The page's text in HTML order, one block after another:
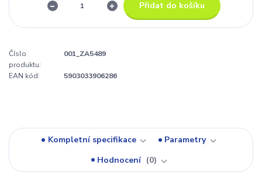
Přidat do košíku
Číslo
produktu:
001_ZA5489
EAN kód: 5903033906286
Kompletní specifikace
Parametry
Hodnocení
0